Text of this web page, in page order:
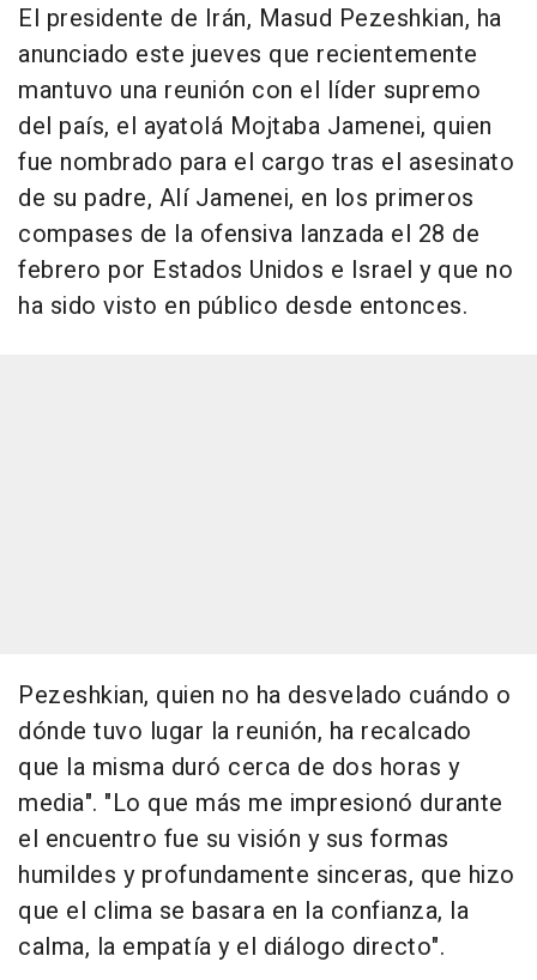
El presidente de Irán, Masud Pezeshkian, ha
anunciado este jueves que recientemente
mantuvo una reunión con el líder supremo
del país, el ayatolá Mojtaba Jamenei, quien
fue nombrado para el cargo tras el asesinato
de su padre, Alí Jamenei, en los primeros
compases de la ofensiva lanzada el 28 de
febrero por Estados Unidos e Israel y que no
ha sido visto en público desde entonces.
Pezeshkian, quien no ha desvelado cuándo o
dónde tuvo lugar la reunión, ha recalcado
que la misma duró cerca de dos horas y
media". "Lo que más me impresionó durante
el encuentro fue su visión y sus formas
humildes y profundamente sinceras, que hizo
que el clima se basara en la confianza, la
calma, la empatía y el diálogo directo".